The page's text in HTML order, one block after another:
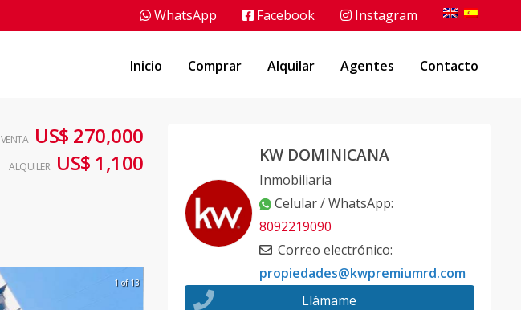
WhatsApp Facebook Instagram
Inicio Comprar Alquilar Agentes Contacto
VENTA US$ 270,000
ALQUILER US$ 1,100
1 of 13
KW DOMINICANA
Inmobiliaria
Celular / WhatsApp:
8092219090
Correo electrónico:
propiedades@kwpremiumrd.com
Llámame